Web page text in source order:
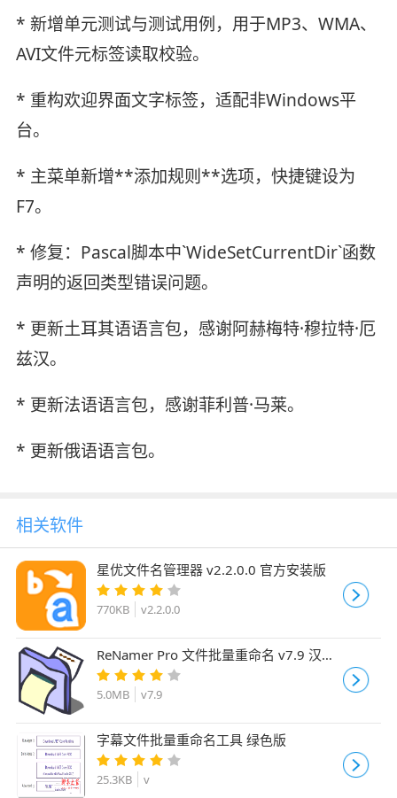
* 新增单元测试与测试用例，用于MP3、WMA、
AVI文件元标签读取校验。
* 重构欢迎界面文字标签，适配非Windows平
台。
* 主菜单新增**添加规则**选项，快捷键设为
F7。
* 修复：Pascal脚本中`WideSetCurrentDir`函数
声明的返回类型错误问题。
* 更新土耳其语语言包，感谢阿赫梅特·穆拉特·厄
兹汉。
* 更新法语语言包，感谢菲利普·马莱。
* 更新俄语语言包。
相关软件
星优文件名管理器 v2.2.0.0 官方安装版
770KB v2.2.0.0
ReNamer Pro 文件批量重命名 v7.9 汉化
优化激活版
5.0MB v7.9
字幕文件批量重命名工具 绿色版
25.3KB v